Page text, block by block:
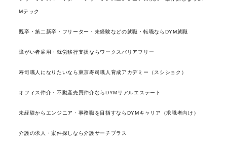
Mテック
既卒・第二新卒・フリーター・未経験などの就職・転職ならDYM就職
障がい者雇用・就労移行支援ならワークスバリアフリー
寿司職人になりたいなら東京寿司職人育成アカデミー（スシショク）
オフィス仲介・不動産売買仲介ならDYMリアルエステート
未経験からエンジニア・事務職を目指すならDYMキャリア（求職者向け）
介護の求人・案件探しなら介護サーチプラス